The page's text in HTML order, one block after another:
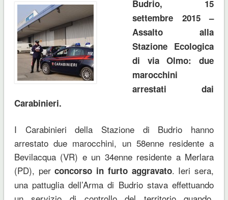
Budrio, 15
settembre 2015 –
Assalto alla
Stazione Ecologica
di via Olmo: due
marocchini
arrestati dai
Carabinieri.
I Carabinieri della Stazione di Budrio hanno
arrestato due marocchini, un 58enne residente a
Bevilacqua (VR) e un 34enne residente a Merlara
(PD), perconcorso in furto aggravato. Ieri sera,
una pattuglia dell’Arma di Budrio stava effettuando